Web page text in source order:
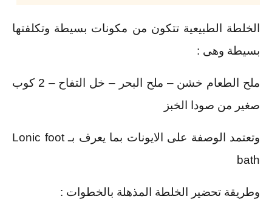
الخلطة الطبيعية تتكون من مكونات بسيطة وتكلفتها
بسيطة وهى :
ملح الطعام خشن – ملح البحر – خل التفاح – 2 كوب
صغير من صودا الخبز
وتعتمد الوصفة على الايونات بما يعرف بـ Lonic foot
bath
وطريقة تحضير الخلطة المذهلة بالخطوات :